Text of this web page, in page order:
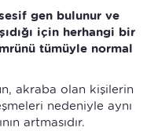
gen bulunur ve
için herhangi bir
tümüyle normal
akraba olan kişilerin
nedeniyle aynı
artmasıdır.